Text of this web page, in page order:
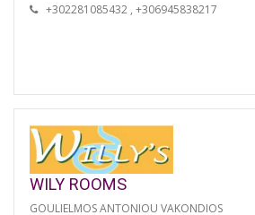
+302281085432 , +306945838217
WILY ROOMS
GOULIELMOS ANTONIOU VAKONDIOS